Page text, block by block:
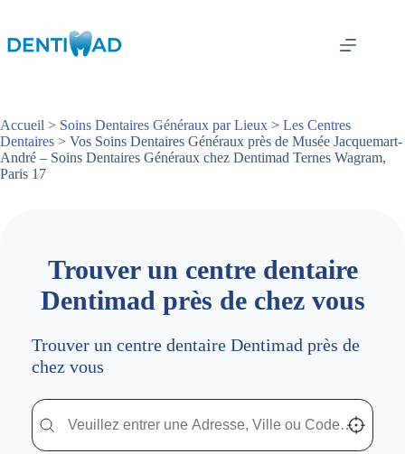
contenu
Accueil > Soins Dentaires Généraux par Lieux > Les Centres
Dentaires > Vos Soins Dentaires Généraux près de Musée Jacquemart-
André – Soins Dentaires Généraux chez Dentimad Ternes Wagram,
Paris 17
Trouver un centre dentaire
Dentimad près de chez vous
Trouver un centre dentaire Dentimad près de
chez vous
Trouver un centre dentaire Dentimad près de
Trouver un centre dentaire Dentimad près de chez vous Localisez-